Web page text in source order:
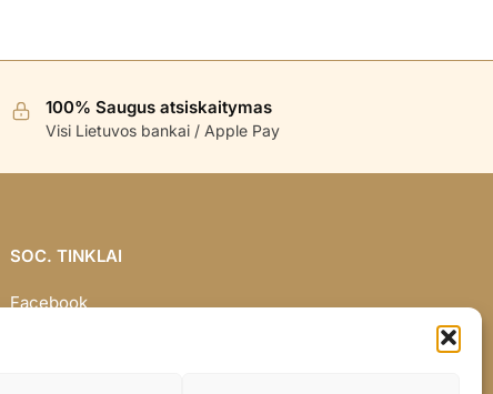
100% Saugus atsiskaitymas
Visi Lietuvos bankai / Apple Pay
SOC. TINKLAI
Facebook